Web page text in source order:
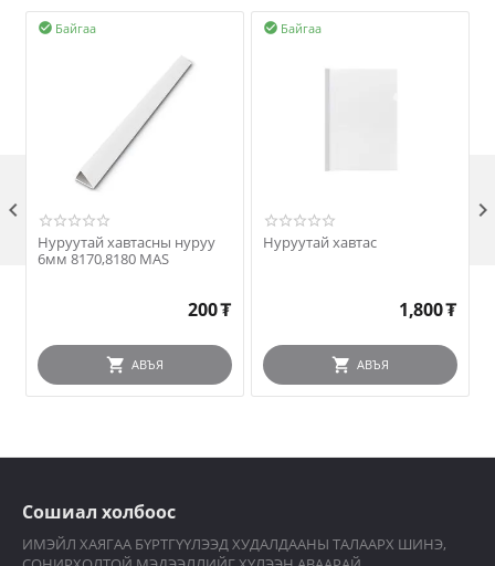
Байгаа

Нуруутай хавтасны нуруу
6мм 8170,8180 MAS
200₮
АВЪЯ
Байгаа

Нуруутай хавтас
1,800₮
АВЪЯ
 
Сошиал холбоос
ИМЭЙЛ ХАЯГАА БҮРТГҮҮЛЭЭД ХУДАЛДААНЫ ТАЛААРХ ШИНЭ,